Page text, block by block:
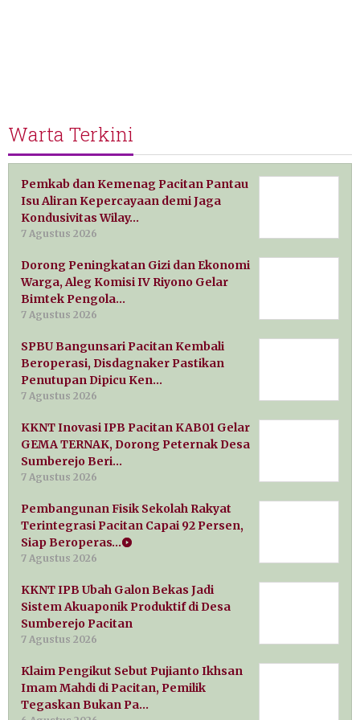
Warta Terkini
Pemkab dan Kemenag Pacitan Pantau
Isu Aliran Kepercayaan demi Jaga
Kondusivitas Wilay…
7 Agustus 2026
Dorong Peningkatan Gizi dan Ekonomi
Warga, Aleg Komisi IV Riyono Gelar
Bimtek Pengola…
7 Agustus 2026
SPBU Bangunsari Pacitan Kembali
Beroperasi, Disdagnaker Pastikan
Penutupan Dipicu Ken…
7 Agustus 2026
KKNT Inovasi IPB Pacitan KAB01 Gelar
GEMA TERNAK, Dorong Peternak Desa
Sumberejo Beri…
7 Agustus 2026
Pembangunan Fisik Sekolah Rakyat
Terintegrasi Pacitan Capai 92 Persen,
Siap Beroperas…
7 Agustus 2026
KKNT IPB Ubah Galon Bekas Jadi
Sistem Akuaponik Produktif di Desa
Sumberejo Pacitan
7 Agustus 2026
Klaim Pengikut Sebut Pujianto Ikhsan
Imam Mahdi di Pacitan, Pemilik
Tegaskan Bukan Pa…